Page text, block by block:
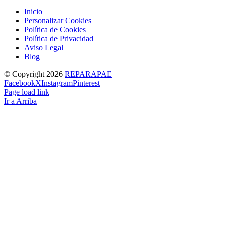
Inicio
Personalizar Cookies
Política de Cookies
Política de Privacidad
Aviso Legal
Blog
© Copyright 2026 REPARAPAE
FacebookXInstagramPinterest
Page load link
Ir a Arriba